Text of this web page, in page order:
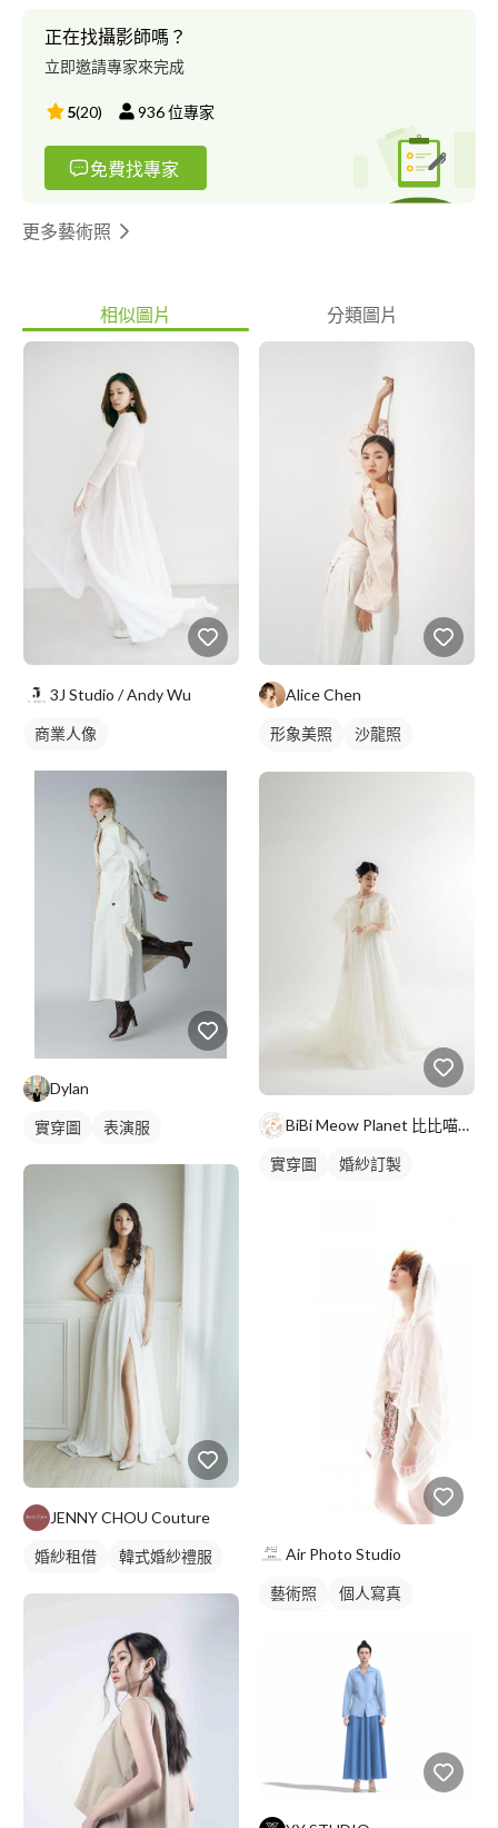
正在找攝影師嗎？
立即邀請專家來完成
5(20) 936位專家
免費找專家
更多藝術照
相似圖片 分類圖片
3J Studio / Andy Wu
商業人像
Dylan
實穿圖 表演服
JENNY CHOU Couture
婚紗租借 韓式婚紗禮服
Alice Chen
形象美照
沙龍照
BiBi Meow Planet 比比喵星球坊
實穿圖 婚紗訂製
Air Photo Studio
藝術照
個人寫真